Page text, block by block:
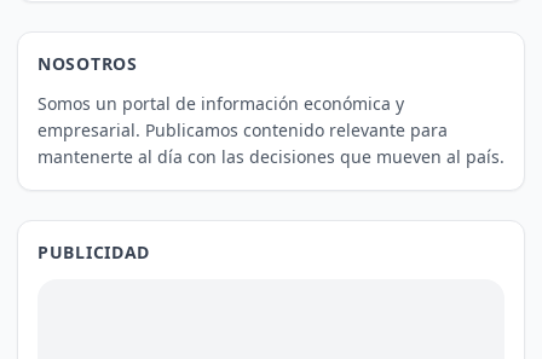
NOSOTROS
Somos un portal de información económica y
empresarial. Publicamos contenido relevante para
mantenerte al día con las decisiones que mueven al país.
PUBLICIDAD